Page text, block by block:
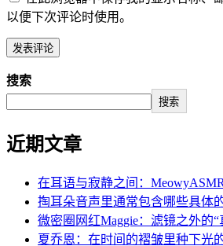
以便下次评论时使用。
搜索
搜索
近期文章
在耳语与寂静之间：
掏耳朵音声里通常包含哪些具体
微密圈网红Maggie：滤镜之外的“
夏乔恩：在时间的褶皱里种下光